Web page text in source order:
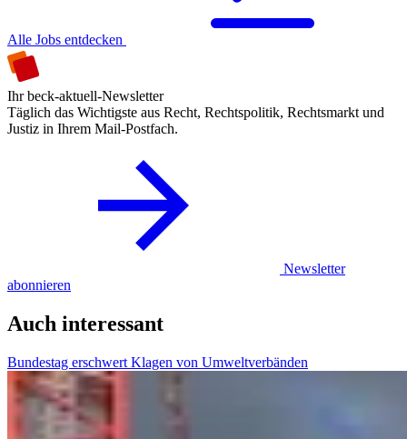
Alle Jobs entdecken
Ihr beck-aktuell-Newsletter
Täglich das Wichtigste aus Recht, Rechtspolitik, Rechtsmarkt und
Justiz in Ihrem Mail-Postfach.
Newsletter
abonnieren
Auch interessant
Bundestag erschwert Klagen von Umweltverbänden